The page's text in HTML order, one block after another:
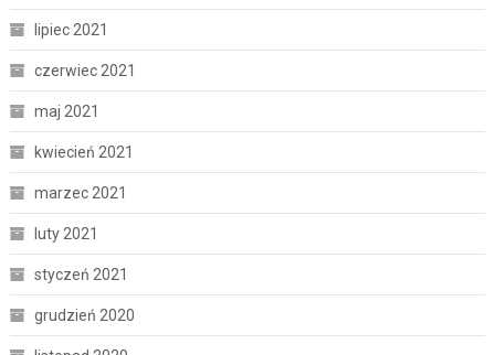
lipiec 2021
czerwiec 2021
maj 2021
kwiecień 2021
marzec 2021
luty 2021
styczeń 2021
grudzień 2020